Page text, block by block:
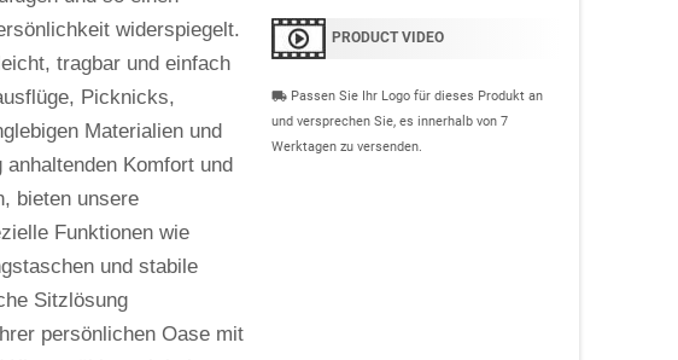
widerspiegelt.
tragbar und einfach
Picknicks,
Materialien und
Komfort und
bieten unsere
Funktionen wie
und stabile
Sitzlösung
persönlichen Oase mit
PRODUCT VIDEO
local_shipping Passen Sie Ihr Logo für dieses Produkt an
und versprechen Sie, es innerhalb von 7
Werktagen zu versenden.